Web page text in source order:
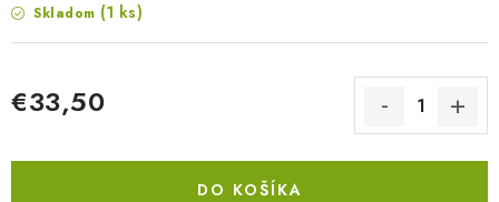
Skladom (1 ks)
€33,50
DO KOŠÍKA